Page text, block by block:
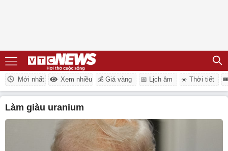
Mới nhất Xem nhiều 💰 Giá vàng 📅 Lịch âm ☀️ Thời tiết
làm giàu uranium